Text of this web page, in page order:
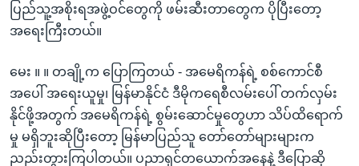
ပြည်သူ့အစိုးရအဖွဲ့ဝင်တွေကို ဖမ်းဆီးတာတွေက ပိုပြီးတော့
အရေးကြီးတယ်။
မေး ။ ။ တချို့က ပြောကြတယ် - အမေရိကန်ရဲ့ စစ်ကောင်စီ
အပေါ် အရေးယူမှု၊ မြန်မာနိုင်ငံ ဒီမိုကရေစီလမ်းပေါ် တက်လှမ်း
နိုင်ဖို့အတွက် အမေရိကန်ရဲ့ စွမ်းဆောင်မှုတွေဟာ သိပ်ထိရောက်
မှု မရှိဘူးဆိုပြီးတော့ မြန်မာပြည်သူ တော်တော်များများက
ညည်းတွားကြပါတယ်။ ပညာရှင်တယောက်အနေနဲ့ ဒီပြောဆို